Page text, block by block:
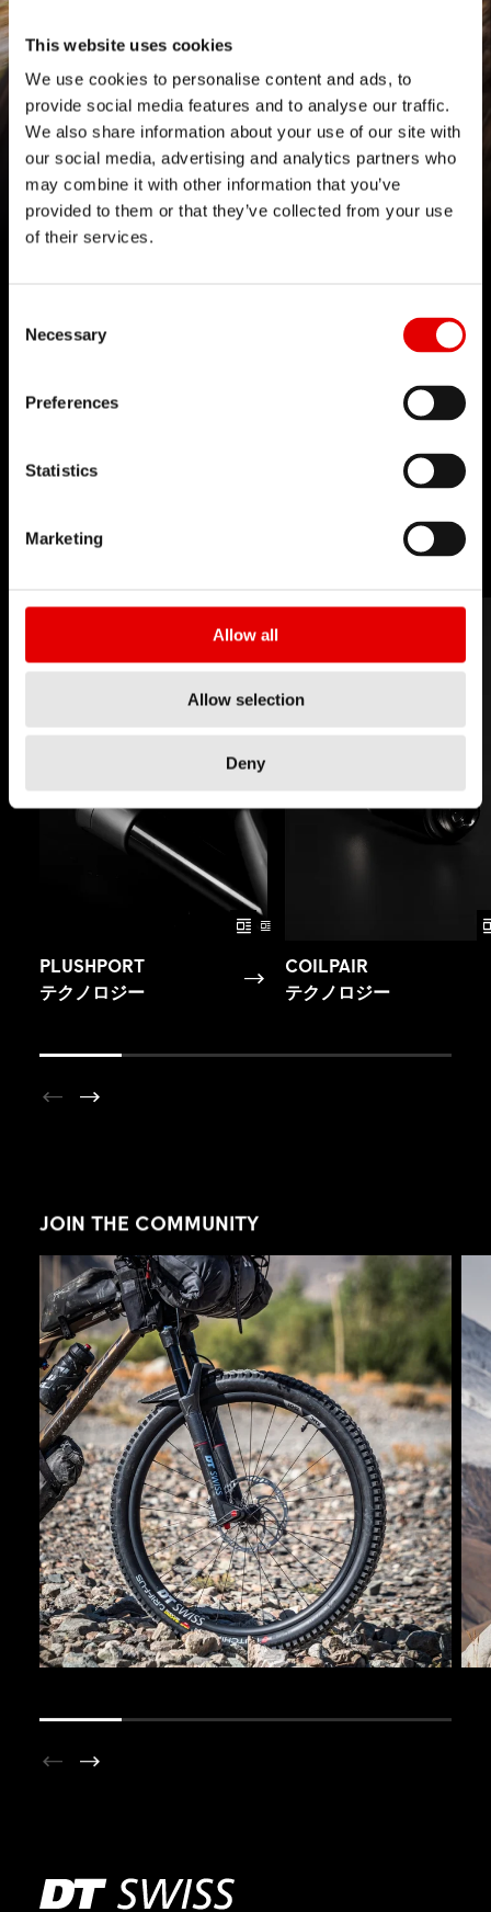
This website uses cookies
We use cookies to personalise content and ads, to
provide social media features and to analyse our traffic.
We also share information about your use of our site with
our social media, advertising and analytics partners who
may combine it with other information that you’ve
provided to them or that they’ve collected from your use
of their services.
Necessary
Preferences
Statistics
Marketing
Allow all
Allow selection
Deny
535 PLATFORM
Driven by passion
当社はエンジニアリングに宿る力を信じ、製品開発
しています。自社開発した技術を通じて技術的バリ
PLUSHPORT
テクノロジー
COILPAIR
テクノロジー
JOIN THE COMMUNITY